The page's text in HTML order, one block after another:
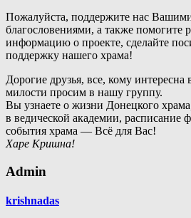
Пожалуйста, поддержите нас
благословениями, а также помогите
информацию о проекте, сделайте
поддержку нашего храма!
Дорогие друзья, все, кому интересна
милости просим в нашу группу.
Вы узнаете о жизни Донецкого
в ведической академии, расписание
события храма — Всё для Вас!
Харе Кришна!
Admin
krishnadas